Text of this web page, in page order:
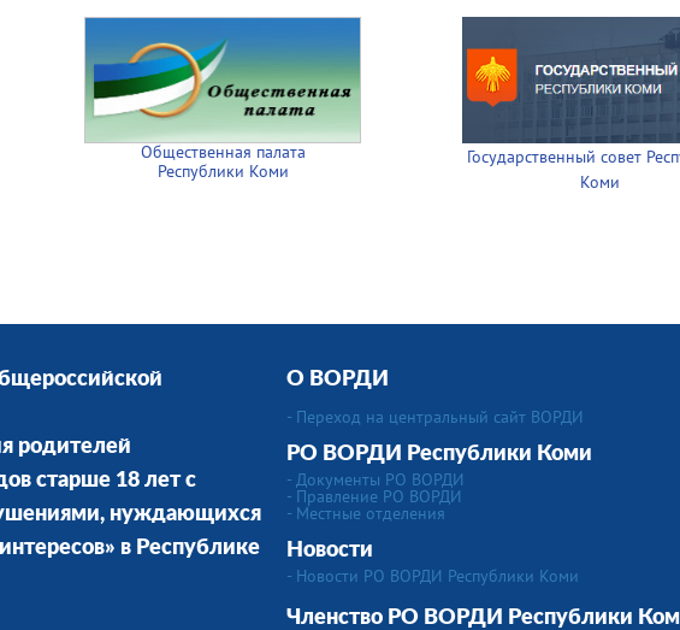
Общественная палата
Республики Коми
Государственный совет
Коми
родителей
старше 18 лет с
нуждающихся
в Республике
О ВОРДИ
- Переход на центральный сайт ВОРДИ
РО ВОРДИ Республики Коми
- Документы РО ВОРДИ
- Правление РО ВОРДИ
- Местные отделения
Новости
- Новости РО ВОРДИ Республики Коми
Членство РО ВОРДИ Республики